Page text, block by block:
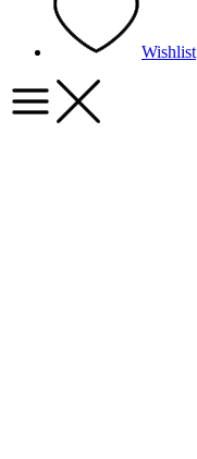
Wishlist